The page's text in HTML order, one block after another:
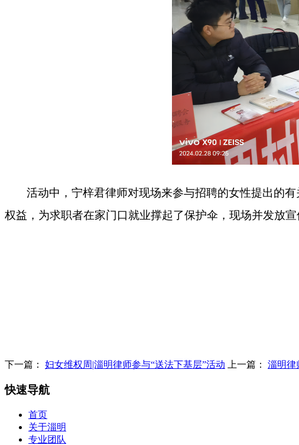
活动中，宁梓君律师对现场来参与招聘的女性提出的
权益，为求职者在家门口就业撑起了保护伞，现场并发放
下一篇： 妇女维权周|淄明律师参与“送法下基层”活动 上一篇： 淄明律
快速导航
首页
关于淄明
专业团队